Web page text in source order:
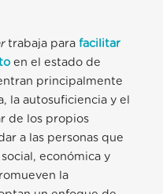
trabaja parafacilitar
en el estado de
principalmente
la autosuficiencia y el
de los propios
a las personas que
social, económica y
la